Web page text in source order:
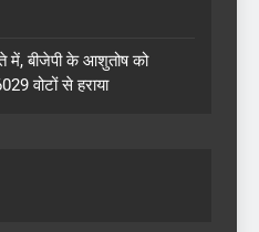
में, बीजेपी के आशुतोष को
वोटों से हराया